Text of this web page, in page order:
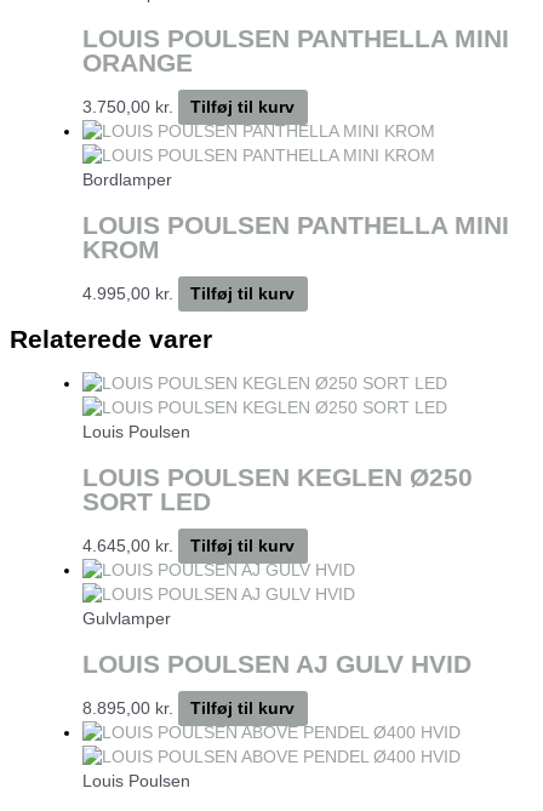
LOUIS POULSEN PANTHELLA MINI
ORANGE
3.750,00 kr. Tilføj til kurv
Bordlamper
LOUIS POULSEN PANTHELLA MINI
KROM
4.995,00 kr. Tilføj til kurv
Relaterede varer
Louis Poulsen
LOUIS POULSEN KEGLEN Ø250
SORT LED
4.645,00 kr. Tilføj til kurv
Gulvlamper
LOUIS POULSEN AJ GULV HVID
8.895,00 kr. Tilføj til kurv
Louis Poulsen